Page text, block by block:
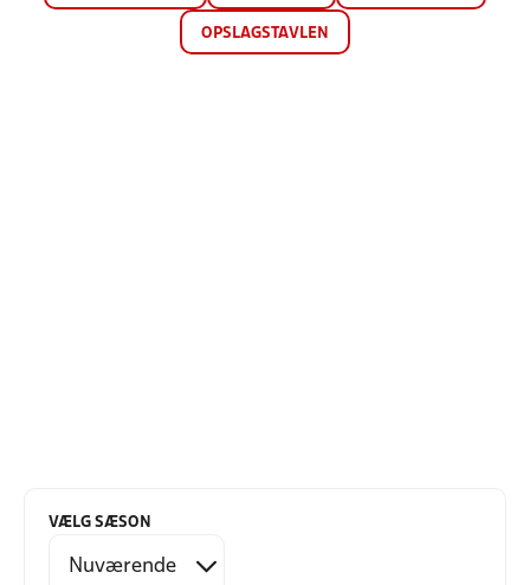
OPSLAGSTAVLEN
VÆLG SÆSON